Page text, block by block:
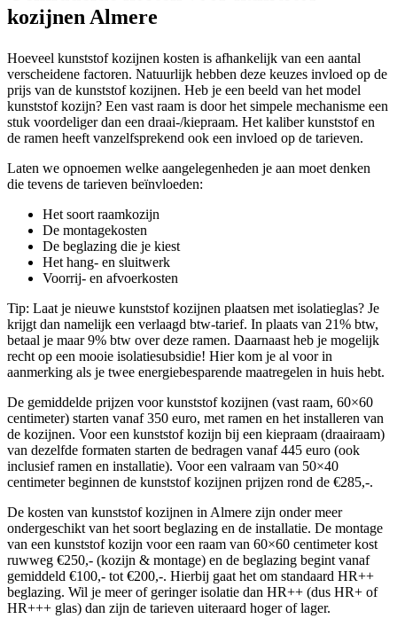
kozijnen Almere
Hoeveel kunststof kozijnen kosten is afhankelijk van een aantal
verscheidene factoren. Natuurlijk hebben deze keuzes invloed op de
prijs van de kunststof kozijnen. Heb je een beeld van het model
kunststof kozijn? Een vast raam is door het simpele mechanisme een
stuk voordeliger dan een draai-/kiepraam. Het kaliber kunststof en
de ramen heeft vanzelfsprekend ook een invloed op de tarieven.
Laten we opnoemen welke aangelegenheden je aan moet denken
die tevens de tarieven beïnvloeden:
Het soort raamkozijn
De montagekosten
De beglazing die je kiest
Het hang- en sluitwerk
Voorrij- en afvoerkosten
Tip: Laat je nieuwe kunststof kozijnen plaatsen met isolatieglas? Je
krijgt dan namelijk een verlaagd btw-tarief. In plaats van 21% btw,
betaal je maar 9% btw over deze ramen. Daarnaast heb je mogelijk
recht op een mooie isolatiesubsidie! Hier kom je al voor in
aanmerking als je twee energiebesparende maatregelen in huis hebt.
De gemiddelde prijzen voor kunststof kozijnen (vast raam, 60×60
centimeter) starten vanaf 350 euro, met ramen en het installeren van
de kozijnen. Voor een kunststof kozijn bij een kiepraam (draairaam)
van dezelfde formaten starten de bedragen vanaf 445 euro (ook
inclusief ramen en installatie). Voor een valraam van 50×40
centimeter beginnen de kunststof kozijnen prijzen rond de €285,-.
De kosten van kunststof kozijnen in Almere zijn onder meer
ondergeschikt van het soort beglazing en de installatie. De montage
van een kunststof kozijn voor een raam van 60×60 centimeter kost
ruwweg €250,- (kozijn & montage) en de beglazing begint vanaf
gemiddeld €100,- tot €200,-. Hierbij gaat het om standaard HR++
beglazing. Wil je meer of geringer isolatie dan HR++ (dus HR+ of
HR+++ glas) dan zijn de tarieven uiteraard hoger of lager.